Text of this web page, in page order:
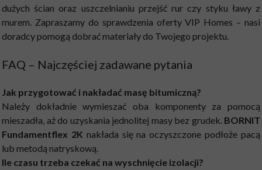
dużych ścian oraz uszczelnianiu przejść rur czy styku ławy z
murem. Zapraszamy do sprawdzenia oferty VIP Homes – nasi
doradcy pomogą dobrać materiały do Twojego projektu.
FAQ – Najczęściej zadawane pytania
Jak przygotować i nakładać masę bitumiczną?
Należy dokładnie wymieszać oba komponenty za pomocą
mieszadła, aż do uzyskania jednolitej masy bez grudek. BORNIT
Fundamentflex 2K nakłada się na oczyszczone podłoże pacą
lub metodą natryskową.
Ile czasu trzeba czekać na wyschnięcie izolacji?